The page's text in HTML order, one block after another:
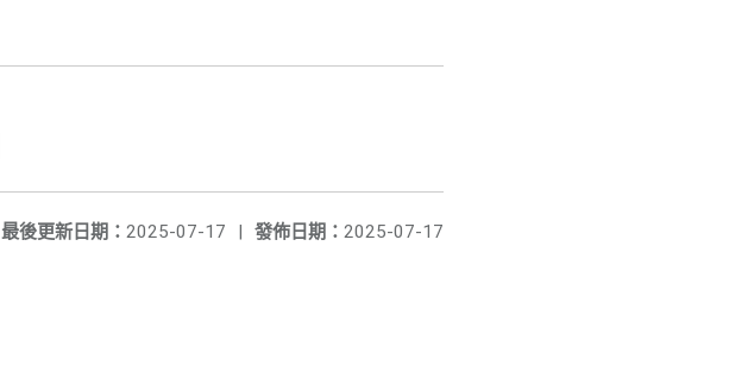
發佈日期： 2025-07-17
最後更新日期： 2025-07-17 |